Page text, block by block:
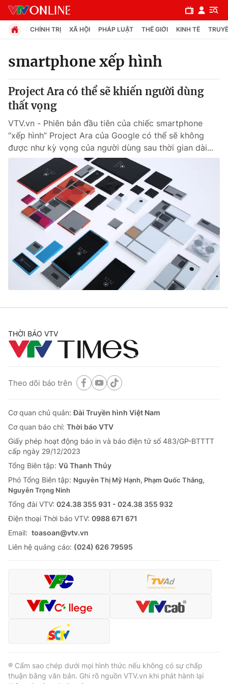
Chuyên mục
Chính trị
Xã hội
Pháp luật
Thế giới
Tin tức
Thế giới đó đây
Câu chuyện quốc tế
Kinh tế
Tài chính
Thị trường
Góc doanh nghiệp
Dữ liệu và đời sống
Truyền hình
Phim VTV
Hậu trường
Giải sao mai
Giải trí
Điện ảnh
Âm nhạc
Du lịch
Làm đẹp
Chất lượng cuộc sống
Tuyển sinh
Học trực tuyến
Công nghệ
Hitech Công nghệ tương lai
Sản phẩm
Thị trường
Tư vấn
Giao lưu trực tuyến
Lịch phát sóng
Chuyên mục khác
Emagazine Podcast
Video Shorts video
VTV Money
VTV Sức khoẻ Bất động sản
CHÍNH TRỊ XÃ HỘI PHÁP LUẬT THẾ GIỚI KINH TẾ
smartphone xếp hình
Project Ara có thể sẽ khiến người dùng
thất vọng
VTV.vn - Phiên bản đầu tiên của chiếc smartphone
“xếp hình” Project Ara của Google có thể sẽ không
được như kỳ vọng của người dùng sau thời gian dài...
THỜI BÁO VTV
Theo dõi báo trên
Cơ quan chủ quản:Đài Truyền hình Việt Nam
Cơ quan báo chí: Thời báo VTV
Giấy phép hoạt động báo in và báo điện tử số 483/GP-BTTTT
cấp ngày 29/12/2023
Tổng Biên tập: Vũ Thanh Thủy
Phó Tổng Biên tập: Nguyễn Thị Mỹ Hạnh, Phạm Quốc Thắng,
Nguyễn Trọng Ninh
Tổng đài VTV: 024.38 355 931 - 024.38 355 932
Ðiện thoại Thời báo VTV: 0988 671 671
Email: toasoan@vtv.vn
Liên hệ quảng cáo: (024) 626 79595
® Cấm sao chép dưới mọi hình thức nếu không có sự chấp
thuận bằng văn bản. Ghi rõ nguồn VTV.vn khi phát hành lại